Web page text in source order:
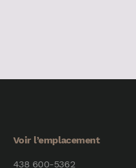
Voir l’emplacement
438 600-5362